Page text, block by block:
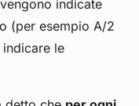
indicate
(per esempio A/2
le